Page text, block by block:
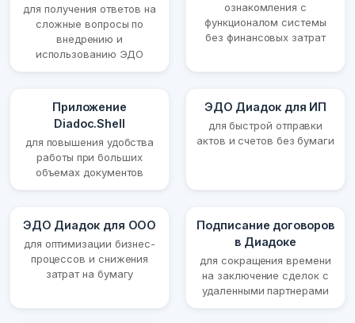
для получения ответов на
сложные вопросы по
внедрению и
использованию ЭДО
ознакомления с
функционалом системы
без финансовых затрат
Приложение
Diadoc.Shell
для повышения удобства
работы при больших
объемах документов
ЭДО Диадок для ИП
для быстрой отправки
актов и счетов без бумаги
ЭДО Диадок для ООО
для оптимизации бизнес-
процессов и снижения
затрат на бумагу
Подписание договоров
в Диадоке
для сокращения времени
на заключение сделок с
удаленными партнерами